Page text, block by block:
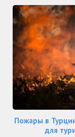
Пожары в
для